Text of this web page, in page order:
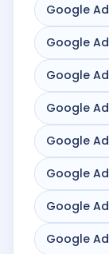
Google
Google
Google
Google
Google
Google
Google
Google